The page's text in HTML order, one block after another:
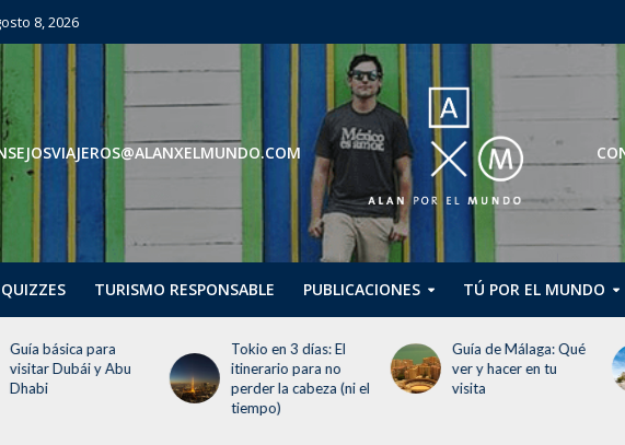
8, 2026
QUIZZES TURISMO RESPONSABLE PUBLICACIONES TÚ POR EL MUNDO
Tokio en 3 días: El
itinerario para no
perder la cabeza (ni el
Guía de Málaga: Qué
ver y hacer en tu
visita
Guggenheim Abu
Dhabi abrirá en
diciembre de 2026